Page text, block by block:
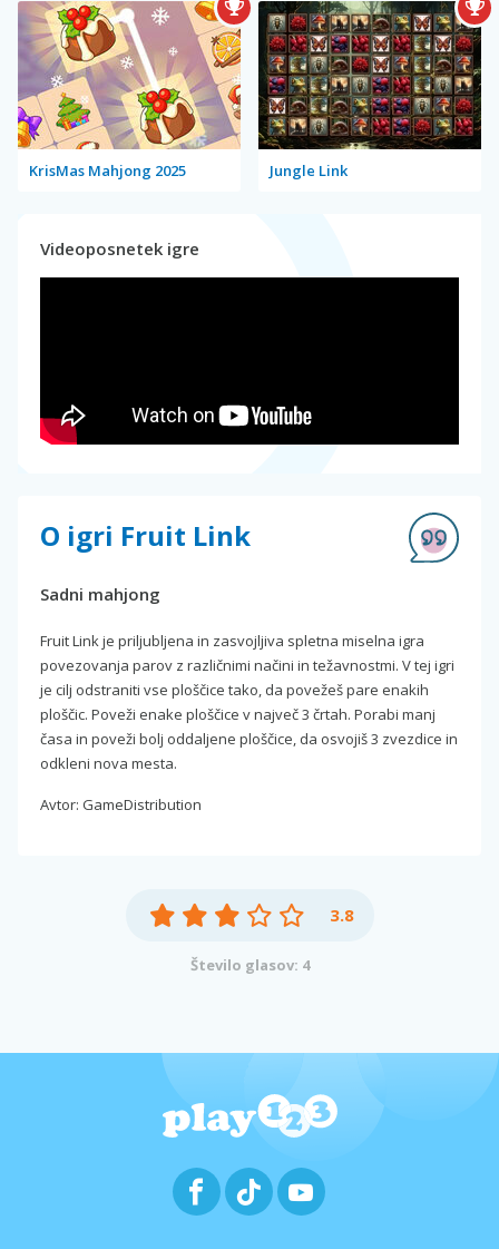
KrisMas Mahjong 2025 Jungle Link
Videoposnetek igre
O igri Fruit Link
Sadni mahjong
Fruit Link je priljubljena in zasvojljiva spletna miselna igra
povezovanja parov z različnimi načini in težavnostmi. V tej igri
je cilj odstraniti vse ploščice tako, da povežeš pare enakih
ploščic. Poveži enake ploščice v največ 3 črtah. Porabi manj
časa in poveži bolj oddaljene ploščice, da osvojiš 3 zvezdice in
odkleni nova mesta.
Avtor: GameDistribution
3.8
Število glasov: 4